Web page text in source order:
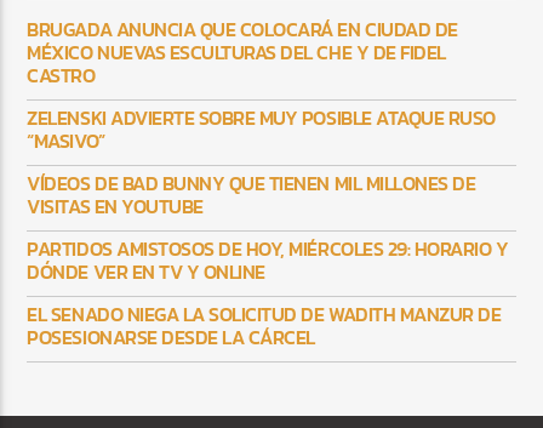
BRUGADA ANUNCIA QUE COLOCARÁ EN CIUDAD DE
MÉXICO NUEVAS ESCULTURAS DEL CHE Y DE FIDEL
CASTRO
ZELENSKI ADVIERTE SOBRE MUY POSIBLE ATAQUE RUSO
“MASIVO”
VÍDEOS DE BAD BUNNY QUE TIENEN MIL MILLONES DE
VISITAS EN YOUTUBE
PARTIDOS AMISTOSOS DE HOY, MIÉRCOLES 29: HORARIO Y
DÓNDE VER EN TV Y ONLINE
EL SENADO NIEGA LA SOLICITUD DE WADITH MANZUR DE
POSESIONARSE DESDE LA CÁRCEL